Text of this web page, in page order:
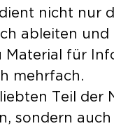
nicht nur
ableiten und
Material für
mehrfach.
Teil der
sondern